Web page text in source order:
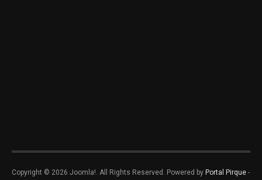
Copyright © 2026 Joomla!. All Rights Reserved. Powered by Portal Pirque -